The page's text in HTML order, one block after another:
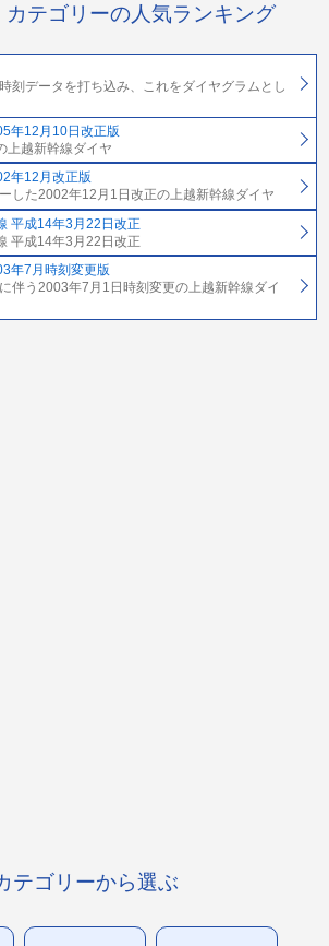
カテゴリーの人気ランキング
刻データを打ち込み、これをダイヤグラムとし
年12月10日改正版
上越新幹線ダイヤ
年12月改正版
した2002年12月1日改正の上越新幹線ダイヤ
平成14年3月22日改正
平成14年3月22日改正
年7月時刻変更版
伴う2003年7月1日時刻変更の上越新幹線ダイ
テゴリーから選ぶ